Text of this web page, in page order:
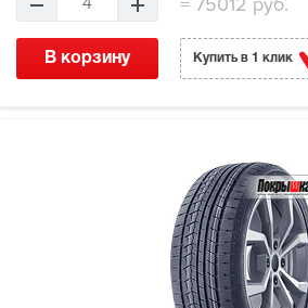
4
В корзину Купить в 1 клик